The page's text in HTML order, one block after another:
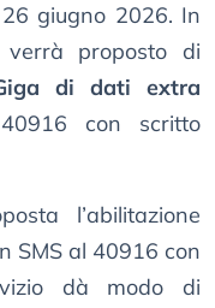
giugno 2026. In
proposto di
di dati extra
con scritto
l’abilitazione
SMS al 40916 con
dà modo di